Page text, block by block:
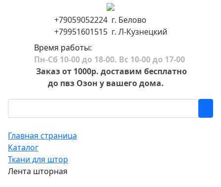
+79059052224 г. Белово
+79951601515 г. Л-Кузнецкий
Время работы:
Пн-Сб 10-00 до 18-00. Вс 10-00 до 17-00
Заказ от 1000р. доставим бесплатно
до пвз Озон у вашего дома.
Главная страница
Каталог
Ткани для штор
Лента шторная